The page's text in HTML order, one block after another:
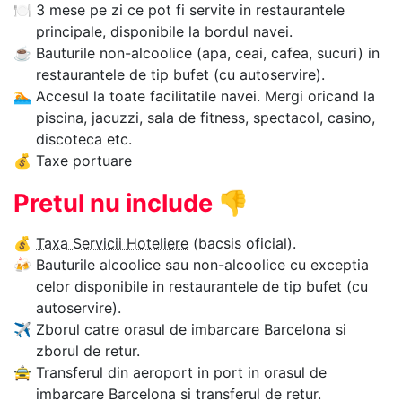
🍽 3 mese pe zi ce pot fi servite in restaurantele
principale, disponibile la bordul navei.
☕ Bauturile non-alcoolice (apa, ceai, cafea, sucuri) in
restaurantele de tip bufet (cu autoservire).
🏊‍ Accesul la toate facilitatile navei. Mergi oricand la
piscina, jacuzzi, sala de fitness, spectacol, casino,
discoteca etc.
💰 Taxe portuare
Pretul nu include 👎
💰 Taxa Servicii Hoteliere (bacsis oficial).
🍻 Bauturile alcoolice sau non-alcoolice cu exceptia
celor disponibile in restaurantele de tip bufet (cu
autoservire).
✈ Zborul catre orasul de imbarcare Barcelona si
zborul de retur.
🚖 Transferul din aeroport in port in orasul de
imbarcare Barcelona si transferul de retur.